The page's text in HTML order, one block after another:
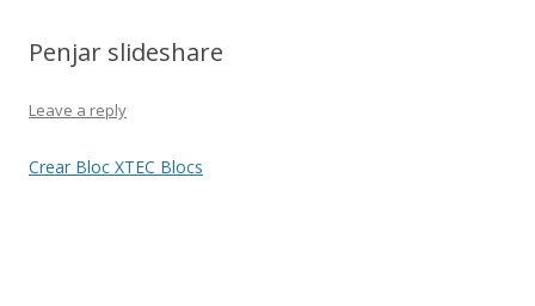
Penjar slideshare
Leave a reply
Crear Bloc XTEC Blocs